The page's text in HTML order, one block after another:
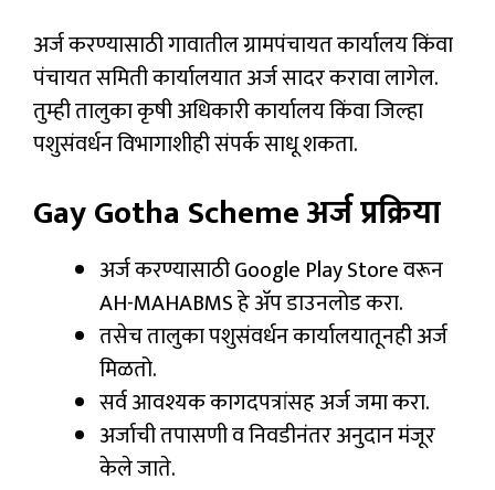
अर्ज करण्यासाठी गावातील ग्रामपंचायत कार्यालय किंवा
पंचायत समिती कार्यालयात अर्ज सादर करावा लागेल.
तुम्ही तालुका कृषी अधिकारी कार्यालय किंवा जिल्हा
पशुसंवर्धन विभागाशीही संपर्क साधू शकता.
Gay Gotha Schemeअर्ज प्रक्रिया
अर्ज करण्यासाठी Google Play Store वरून
AH-MAHABMS हे अ‍ॅप डाउनलोड करा.
तसेच तालुका पशुसंवर्धन कार्यालयातूनही अर्ज
मिळतो.
सर्व आवश्यक कागदपत्रांसह अर्ज जमा करा.
अर्जाची तपासणी व निवडीनंतर अनुदान मंजूर
केले जाते.